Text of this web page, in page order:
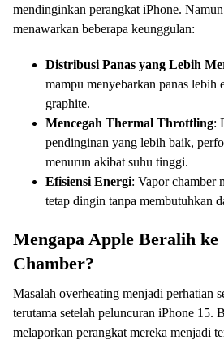
mendinginkan perangkat iPhone.
menawarkan beberapa keunggulan:
Distribusi Panas yang Lebih
mampu menyebarkan panas
graphite.
Mencegah Thermal Throttling:
pendinginan yang lebih baik,
menurun akibat suhu tinggi.
Efisiensi Energi: Vapor chamber
tetap dingin tanpa membutuhkan
Mengapa Apple Beralih ke
Chamber?
Masalah overheating menjadi perhatian
terutama setelah peluncuran iPhone 15.
melaporkan perangkat mereka menjadi